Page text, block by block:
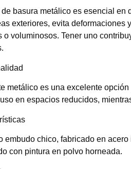
de basura metálico es esencial en
exteriores, evita deformaciones
o voluminosos. Tener uno
metálico es una excelente
en espacios reducidos,
embudo chico, fabricado en
con pintura en polvo horneada.